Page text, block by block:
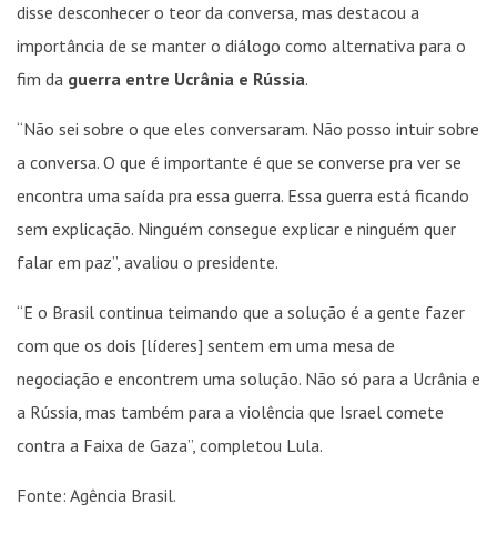
disse desconhecer o teor da conversa, mas destacou a
importância de se manter o diálogo como alternativa para o
fim da guerra entre Ucrânia e Rússia.
“Não sei sobre o que eles conversaram. Não posso intuir sobre
a conversa. O que é importante é que se converse pra ver se
encontra uma saída pra essa guerra. Essa guerra está ficando
sem explicação. Ninguém consegue explicar e ninguém quer
falar em paz”, avaliou o presidente.
“E o Brasil continua teimando que a solução é a gente fazer
com que os dois [líderes] sentem em uma mesa de
negociação e encontrem uma solução. Não só para a Ucrânia e
a Rússia, mas também para a violência que Israel comete
contra a Faixa de Gaza”, completou Lula.
Fonte: Agência Brasil.